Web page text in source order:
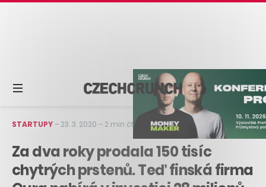
STARTUPY– 23. 3. 2020 – 2 min čtení
Za dva roky prodala 150 tisíc
chytrých prstenů. Teď finská firma